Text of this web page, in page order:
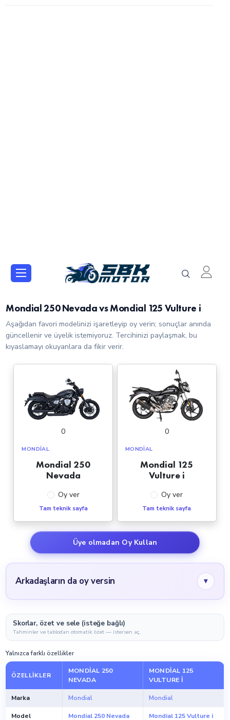
Mondial 250 Nevada vs Mondial 125 Vulture i
Aşağıdan favori modelinizi işaretleyip oy verin; sonuçlar anında
güncellenir ve üyelik istemiyoruz. Tercihinizi paylaşmak, bu
kıyaslamayı okuyanlara da fikir verir.
0
MONDIAL
Mondial 250
Nevada
Oy ver
Tam teknik sayfa
0
MONDIAL
Mondial 125
Vulture i
Oy ver
Tam teknik sayfa
Üye olmadan Oy Kullan
Arkadaşların da oy versin ▾
Skorlar, özet ve sele (isteğe bağlı)
Tahminler ve tablodan otomatik özet — istersen aç.
Yalnızca farklı özellikler
ÖZELLIKLER
MONDIAL 250
NEVADA
MONDIAL 125
VULTURE I
Marka Mondial Mondial
Model Mondial 250 Nevada Mondial 125 Vulture i